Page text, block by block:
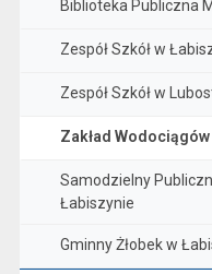
Biblioteka Publiczna
Zespół Szkół w
Zespół Szkół w
Zakład
Samodzielny
Łabiszynie
Gminny Żłobek w